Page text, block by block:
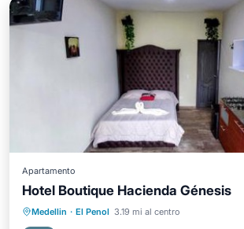
Apartamento
Hotel Boutique Hacienda Génesis
Medellin · El Penol 3.19 mi al centro
Bañera de hidromasaje